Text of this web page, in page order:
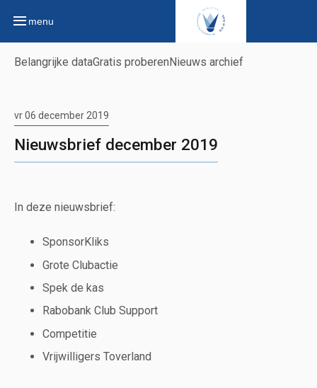
menu
Belangrijke dataGratis proberen Nieuws archief
vr 06 december 2019
Nieuwsbrief december 2019
In deze nieuwsbrief:
SponsorKliks
Grote Clubactie
Spek de kas
Rabobank Club Support
Competitie
Vrijwilligers Toverland